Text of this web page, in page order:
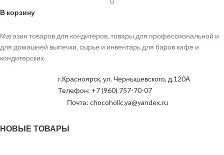
В корзину
Магазин товаров для кондитеров, товары для профессиональной и
для домашней выпечки, сырье и инвентарь для баров кафе и
кондитерских.
г.Красноярск, ул. Чернышевского, д.120А
Телефон: +7 (960) 757-70-07
Почта: chocoholic.ya@yandex.ru
НОВЫЕ ТОВАРЫ